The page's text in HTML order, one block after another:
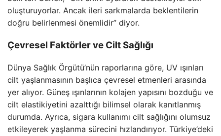
oluşturuyorlar. Ancak ileri sarkmalarda beklentilerin
doğru belirlenmesi önemlidir” diyor.
Çevresel Faktörler ve Cilt Sağlığı
Dünya Sağlık Örgütü’nün raporlarına göre, UV ışınları
cilt yaşlanmasının başlıca çevresel etmenleri arasında
yer alıyor. Güneş ışınlarının kolajen yapısını bozduğu ve
cilt elastikiyetini azalttığı bilimsel olarak kanıtlanmış
durumda. Ayrıca, sigara kullanımı cilt sağlığını olumsuz
etkileyerek yaşlanma sürecini hızlandırıyor. Türkiye’deki